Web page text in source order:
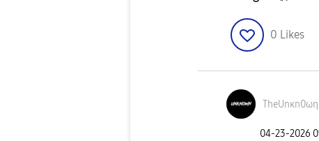
0 Likes
TheUnκn0ωη
‎04-23-2026